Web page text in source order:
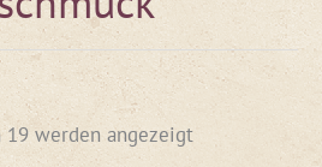
19 werden angezeigt
Aktualität
sortiert